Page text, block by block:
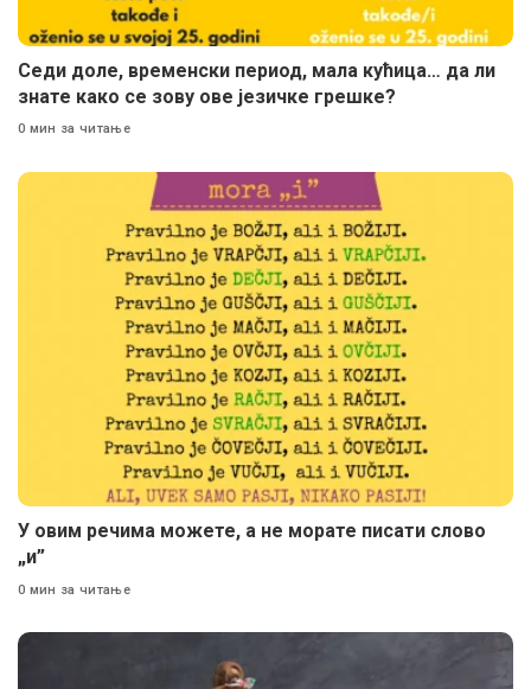
Седи доле, временски период, мала кућица… да ли
знате како се зову ове језичке грешке?
0 мин за читање
У овим речима можете, а не морате писати слово
„и”
0 мин за читање